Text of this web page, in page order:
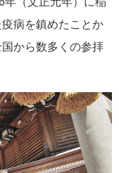
病を鎮めたことか
から数多くの参拝